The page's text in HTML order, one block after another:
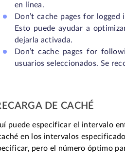
en línea.
Don’t cache pages for
Esto puede ayudar a
dejarla activada.
Don’t cache pages for
usuarios seleccionados. Se
DE CACHÉ
puede especificar el intervalo
en los intervalos
pero el número óptimo